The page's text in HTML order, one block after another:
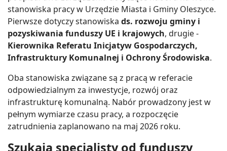
stanowiska pracy w Urzędzie Miasta i Gminy Oleszyce.
Pierwsze dotyczy stanowiska ds. rozwoju gminy i
pozyskiwania funduszy UE i krajowych, drugie -
Kierownika Referatu Inicjatyw Gospodarczych,
Infrastruktury Komunalnej i Ochrony Środowiska.
Oba stanowiska związane są z pracą w referacie
odpowiedzialnym za inwestycje, rozwój oraz
infrastrukturę komunalną. Nabór prowadzony jest w
pełnym wymiarze czasu pracy, a rozpoczęcie
zatrudnienia zaplanowano na maj 2026 roku.
Szukają specjalisty od funduszy